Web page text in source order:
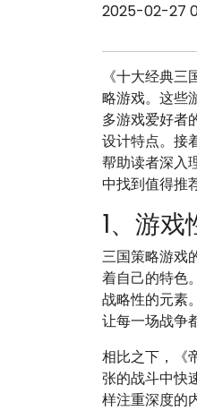
2025-02-27
《十大经典
略游戏。这些
多游戏爱好者
设计特点。接
帮助读者深入
中找到值得推
1、游
三国策略游戏
着自己的特色
战略性的元素
让每一场战争
相比之下，《
张的战斗中快
样注重深度的